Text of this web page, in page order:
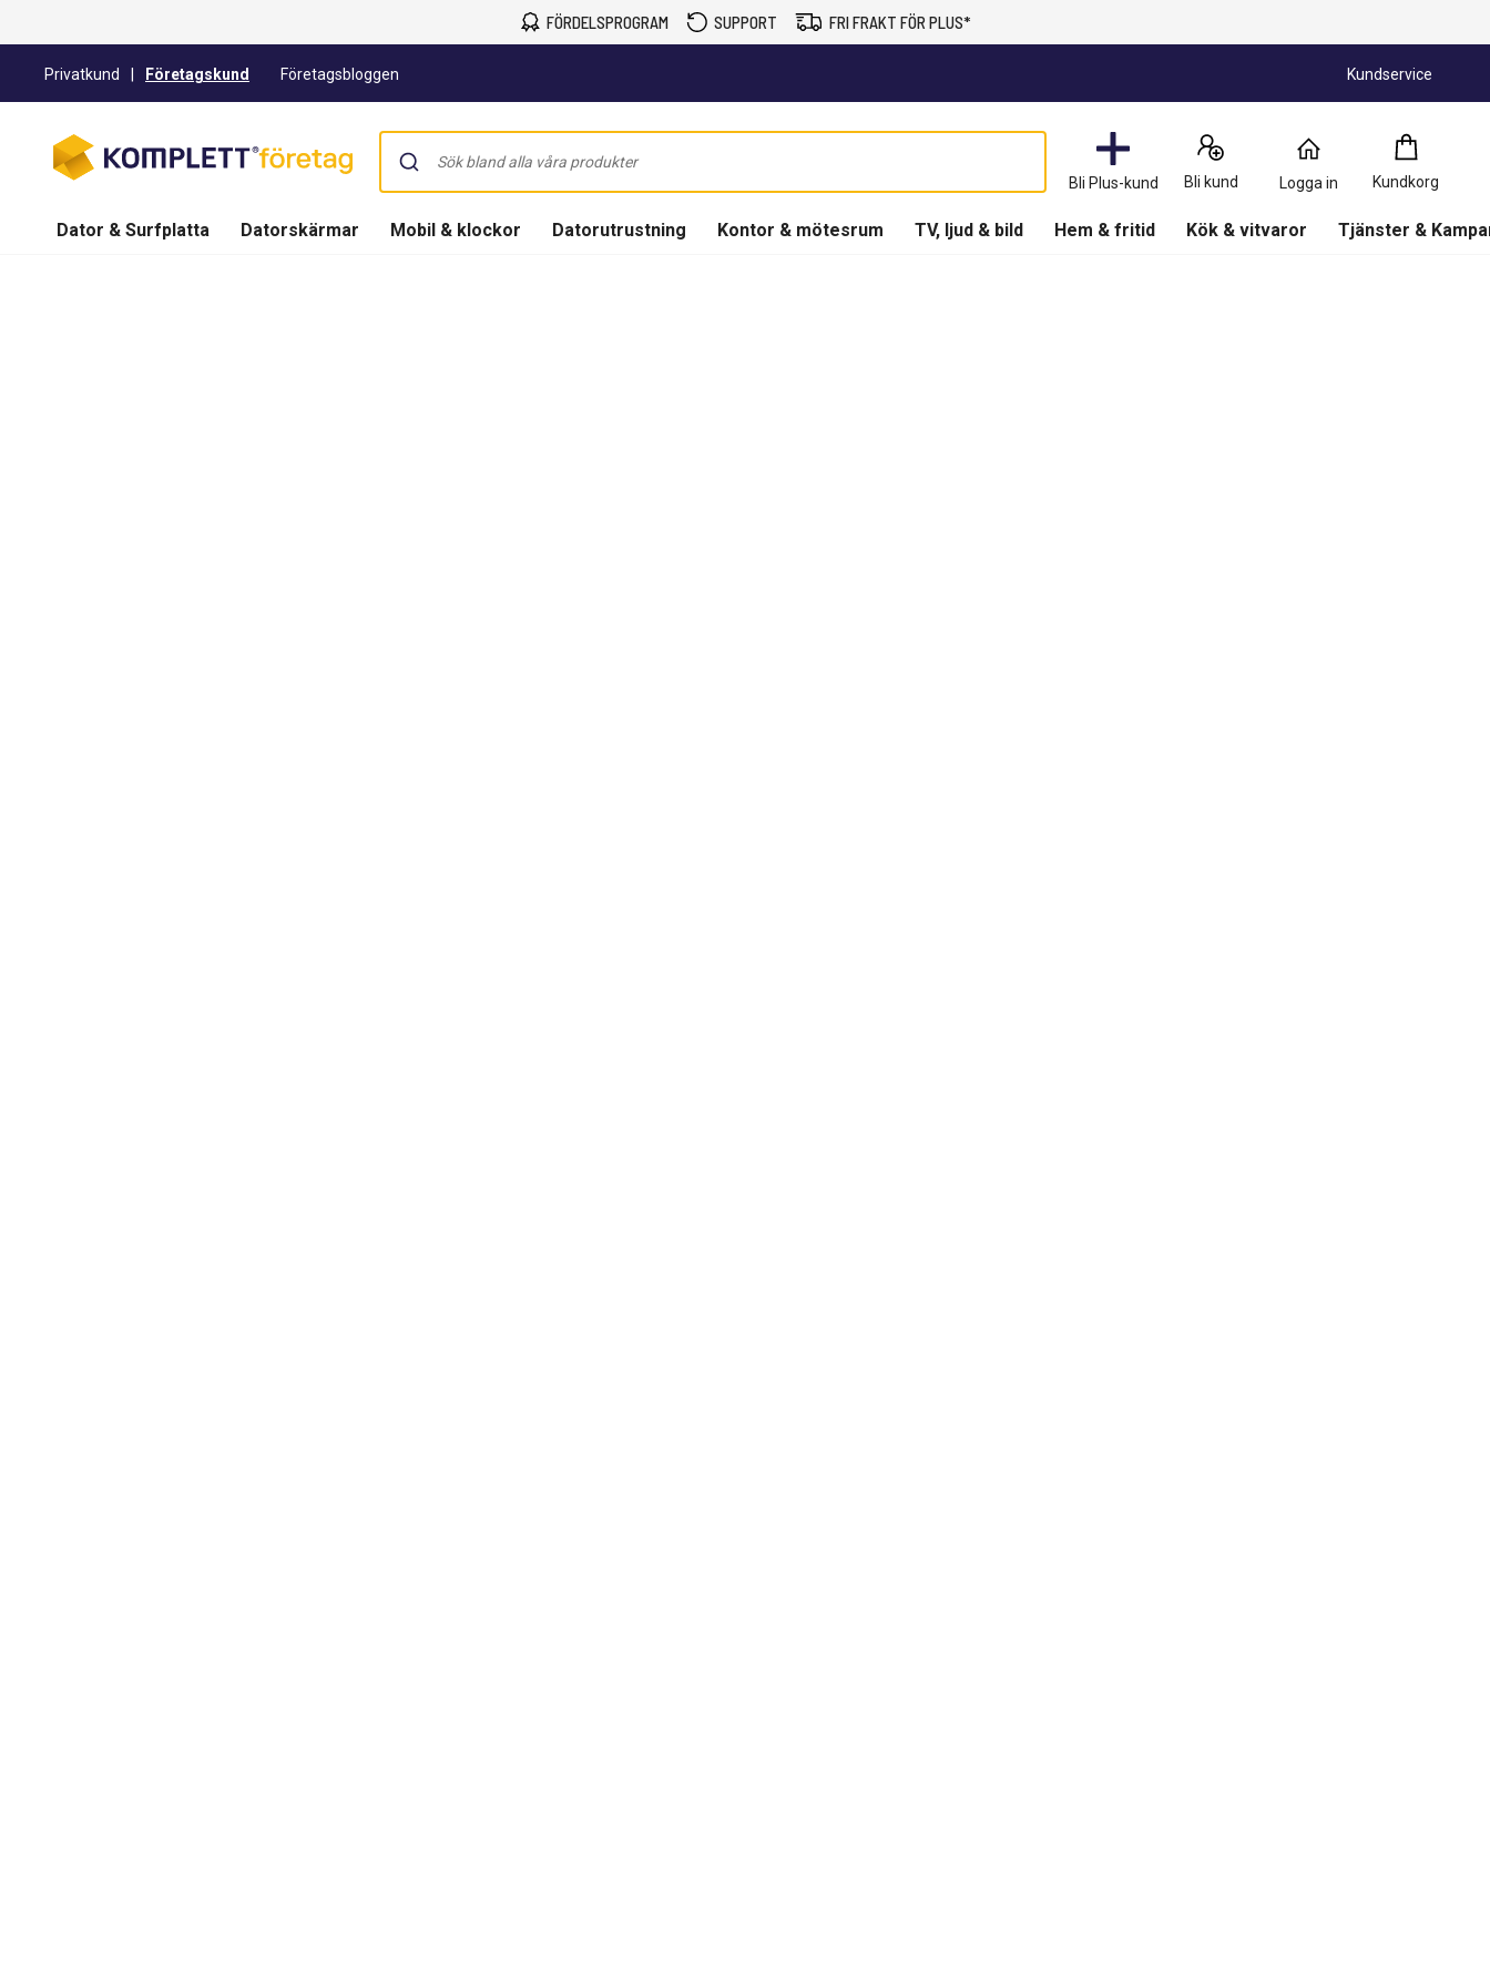
FÖRDELSPROGRAM SUPPORT FRI FRAKT FÖR PLUS*
Privatkund Företagskund Företagsbloggen Kundservice
Bli Plus-kund Bli kund Logga in Kundkorg
Kundkorg
0
Produkter
Dator & Surfplatta Datorskärmar Mobil & klockor Datorutrustning Kontor & mötesrum TV, ljud & bild Hem & fritid Kök & vitvaror Tjänster &